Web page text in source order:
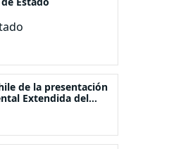
de la presentación
Extendida del